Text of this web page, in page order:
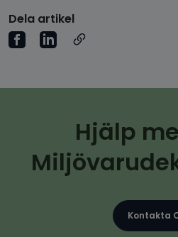
Dela artikel
Hjälp
Kontakta